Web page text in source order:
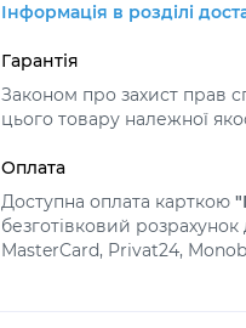
Інформація в розділі
Гарантія
Законом про захист прав
цього товару належної
Оплата
Доступна оплата карткою
безготівковий
MasterCard, Privat24,